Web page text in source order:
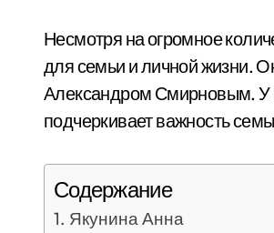
Несмотря на огромное
для семьи и личной жизни.
Александром Смирновым. У
подчеркивает важность
Содержание
Якунина Анна